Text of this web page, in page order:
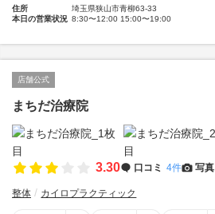
住所
埼玉県狭山市青柳63-33
本日の営業状況 8:30〜12:00 15:00〜19:00
店舗公式
まちだ治療院
3.30 口コミ 4件 写真
整体 カイロプラクティック